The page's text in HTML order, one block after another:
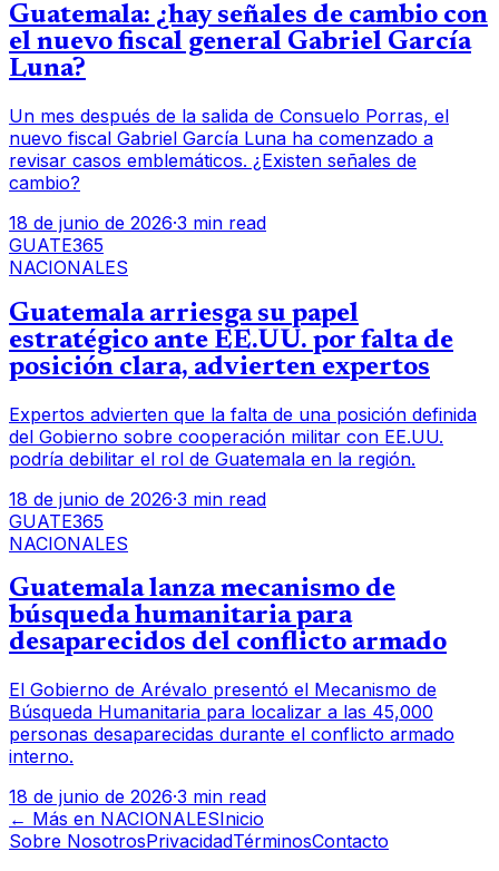
Guatemala: ¿hay señales de cambio con
el nuevo fiscal general Gabriel García
Luna?
Un mes después de la salida de Consuelo Porras, el
nuevo fiscal Gabriel García Luna ha comenzado a
revisar casos emblemáticos. ¿Existen señales de
cambio?
18 de junio de 2026·3 min read
GUATE365
NACIONALES
Guatemala arriesga su papel
estratégico ante EE.UU. por falta de
posición clara, advierten expertos
Expertos advierten que la falta de una posición definida
del Gobierno sobre cooperación militar con EE.UU.
podría debilitar el rol de Guatemala en la región.
18 de junio de 2026·3 min read
GUATE365
NACIONALES
Guatemala lanza mecanismo de
búsqueda humanitaria para
desaparecidos del conflicto armado
El Gobierno de Arévalo presentó el Mecanismo de
Búsqueda Humanitaria para localizar a las 45,000
personas desaparecidas durante el conflicto armado
interno.
18 de junio de 2026·3 min read
← Más en NACIONALESInicio
Sobre NosotrosPrivacidadTérminosContacto